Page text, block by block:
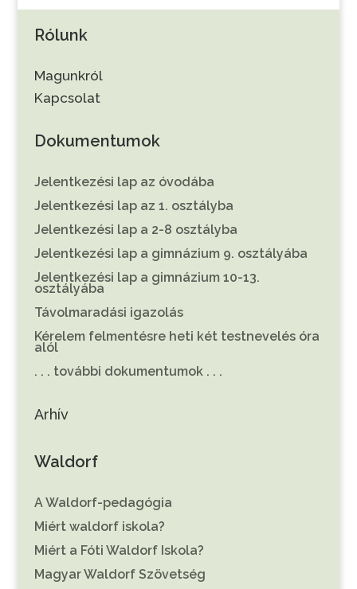
Rólunk
Magunkról
Kapcsolat
Dokumentumok
Jelentkezési lap az óvodába
Jelentkezési lap az 1. osztályba
Jelentkezési lap a 2-8 osztályba
Jelentkezési lap a gimnázium 9. osztályába
Jelentkezési lap a gimnázium 10-13.
osztályába
Távolmaradási igazolás
Kérelem felmentésre heti két testnevelés óra
alól
. . . további dokumentumok . . .
Arhív
Waldorf
A Waldorf-pedagógia
Miért waldorf iskola?
Miért a Fóti Waldorf Iskola?
Magyar Waldorf Szövetség